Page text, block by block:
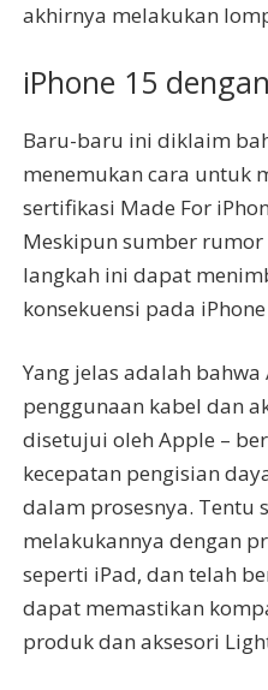
akhirnya melakukan
iPhone 15
Baru-baru ini diklaim
menemukan cara untuk
sertifikasi Made For
Meskipun sumber
langkah ini dapat
konsekuensi pada iPhone
Yang jelas adalah
penggunaan kabel dan
disetujui oleh Apple –
kecepatan pengisian
dalam prosesnya. Tentu
melakukannya dengan
seperti iPad, dan telah
dapat memastikan
produk dan aksesori